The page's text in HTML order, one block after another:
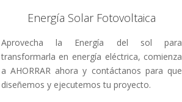
Energía Solar Fotovoltaica
Aprovecha la Energía del sol para
transformarla en energía eléctrica, comienza
a AHORRAR ahora y contáctanos para que
diseñemos y ejecutemos tu proyecto.